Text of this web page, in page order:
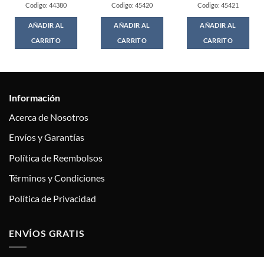
Codigo: 44380
AÑADIR AL
CARRITO
Codigo: 45420
AÑADIR AL
CARRITO
Codigo: 45421
AÑADIR AL
CARRITO
Información
Acerca de Nosotros
Envíos y Garantías
Política de Reembolsos
Términos y Condiciones
Política de Privacidad
ENVÍOS GRATIS